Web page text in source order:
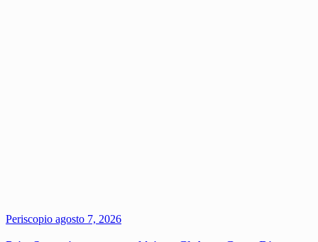
Periscopio agosto 7, 2026